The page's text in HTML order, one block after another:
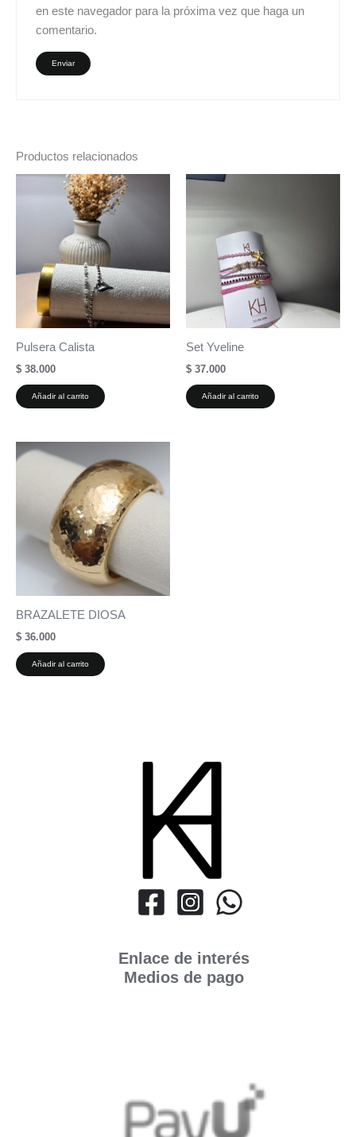
en este navegador para la próxima vez que haga un
comentario.
Productos relacionados
Pulsera Calista
$ 38.000
Añadir al carrito
Set Yveline
$ 37.000
Añadir al carrito
BRAZALETE DIOSA
$ 36.000
Añadir al carrito
Enlace de interés
Medios de pago